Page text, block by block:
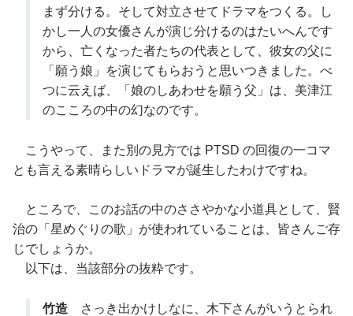
まず分ける。そして対立させてドラマをつくる。し
かし一人の女優さんが演じ分けるのはたいへんです
から、亡くなった者たちの代表として、彼女の父に
「願う娘」を演じてもらおうと思いつきました。べ
つに云えば、「娘のしあわせを願う父」は、美津江
のこころの中の幻なのです。
こうやって、また別の見方では PTSD の回復の一コマ
とも言える素晴らしいドラマが誕生したわけですね。
ところで、このお話の中のささやかな小道具として、賢
治の「星めぐりの歌」が使われていることは、皆さんご存
じでしょうか。
以下は、当該部分の抜粋です。
竹造 さっき出かけしなに、木下さんがいうとられ